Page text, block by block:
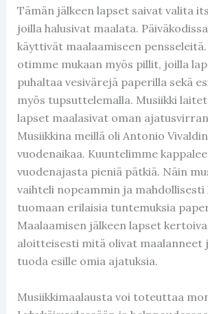
Tämän jälkeen lapset saivat valita
joilla halusivat maalata.
käyttivät maalaamiseen
otimme mukaan myös pillit, joilla
puhaltaa vesivärejä paperilla sekä
myös tupsuttelemalla. Musiikki
lapset maalasivat oman
Musiikkina meillä oli Antonio
vuodenaikaa. Kuuntelimme
vuodenajasta pieniä pätkiä. Näin
vaihteli nopeammin ja mahdollisesti
tuomaan erilaisia tuntemuksia
Maalaamisen jälkeen lapset
aloitteisesti mitä olivat maalanneet
tuoda esille omia ajatuksia.
Musiikkimaalausta voi toteuttaa